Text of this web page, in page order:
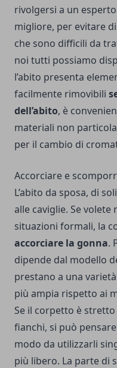
rivolgersi a un
migliore, per evitare
che sono difficili da
noi tutti possiamo
l’abito presenta
facilmente rimovibili
dell’abito, è
materiali non
per il cambio di
Accorciare e
L’abito da sposa, di
alle caviglie. Se
situazioni formali, la
accorciare la gonna.
dipende dal modello
prestano a una
più ampia rispetto ai
Se il corpetto è
fianchi, si può
modo da utilizzarli
più libero. La parte di